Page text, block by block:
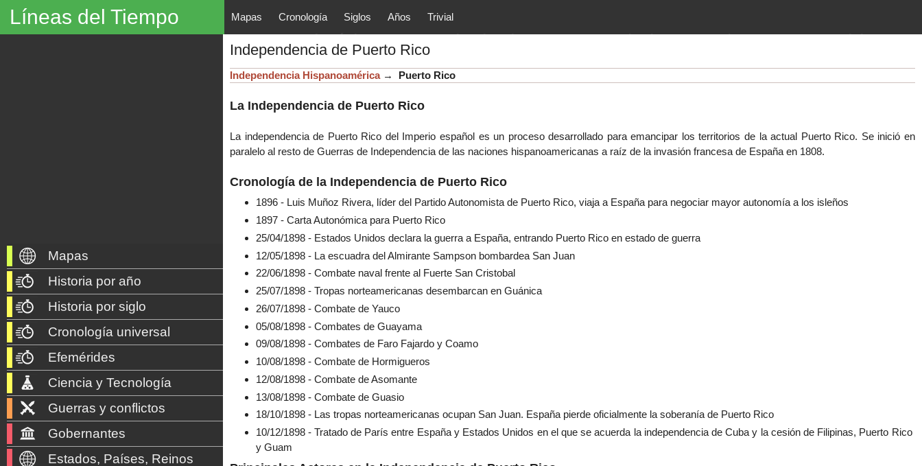
Líneas del Tiempo
Líneas del Tiempo, Mapas Históricos y principales acontecimientos (guerras, gobiernos,
descubrimientos, exploraciones, política, arte, cultura, etc.) de la historia de la humanidad desde el
año 3000 a. C. hasta nuestros días.
Mapas Cronología Siglos Años Trivial
Independencia de Puerto Rico
Independencia Hispanoamérica → Puerto Rico
La Independencia de Puerto Rico
La independencia de Puerto Rico del Imperio español es un proceso desarrollado para emancipar los territorios de la actual Puerto Rico. Se inició en
paralelo al resto de Guerras de Independencia de las naciones hispanoamericanas a raíz de la invasión francesa de España en 1808.
Cronología de la Independencia de Puerto Rico
1896 - Luis Muñoz Rivera, líder del Partido Autonomista de Puerto Rico, viaja a España para negociar mayor autonomía a los isleños
1897 - Carta Autonómica para Puerto Rico
25/04/1898 - Estados Unidos declara la guerra a España, entrando Puerto Rico en estado de guerra
12/05/1898 - La escuadra del Almirante Sampson bombardea San Juan
22/06/1898 - Combate naval frente al Fuerte San Cristobal
25/07/1898 - Tropas norteamericanas desembarcan en Guánica
26/07/1898 - Combate de Yauco
05/08/1898 - Combates de Guayama
09/08/1898 - Combates de Faro Fajardo y Coamo
10/08/1898 - Combate de Hormigueros
12/08/1898 - Combate de Asomante
13/08/1898 - Combate de Guasio
18/10/1898 - Las tropas norteamericanas ocupan San Juan. España pierde oficialmente la soberanía de Puerto Rico
10/12/1898 - Tratado de París entre España y Estados Unidos en el que se acuerda la independencia de Cuba y la cesión de Filipinas, Puerto Rico
y Guam
Mapas
Historia por año
Historia por siglo
Cronología universal
Efemérides
Ciencia y Tecnología
Guerras y conflictos
Gobernantes
Estados, Países, Reinos